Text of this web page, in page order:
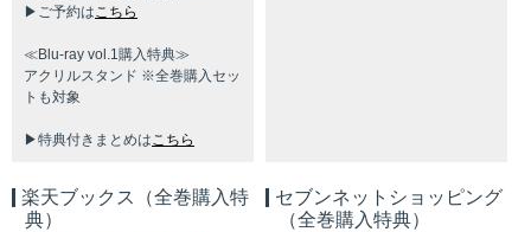
▶ご予約はこちら
≪Blu-ray vol.1購⼊特典≫
アクリルスタンド ※全巻購⼊セッ
トも対象
▶特典付きまとめはこちら
楽天ブックス（全巻購入特
典）
セブンネットショッピング
（全巻購入特典）